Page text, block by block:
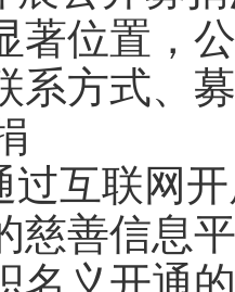
著位置，
系方式、
过互联网
慈善信息